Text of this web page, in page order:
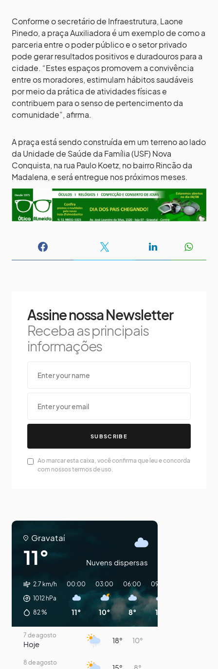
Conforme o secretário de Infraestrutura, Laone
Pinedo, a praça Auxiliadora é um exemplo de como a
parceria entre o poder público e o setor privado
pode gerar resultados positivos e duradouros para a
cidade. “Estes espaços promovem a convivência
entre os moradores, estimulam hábitos saudáveis
por meio da prática de atividades físicas e
contribuem para o senso de pertencimento da
comunidade”, afirma.
A praça está sendo construída em um terreno ao lado
da Unidade de Saúde da Família (USF) Nova
Conquista, na rua Paulo Koetz, no bairro Rincão da
Madalena, e será entregue nos próximos meses.
Assine nossa Newsletter
Receba as principais
informações
SUBSCRIBE
Ao marcar esta caixa, você confirma que leu e concorda
com nossos termos de uso.
Gravataí
11° Nuvens dispersas
2.7 km/h
1012 hPa
82%
00:00
11°
03:00
10°
06:00
8°
09:00
11°
7 de agosto
Hoje 18° 10°
8 de agosto